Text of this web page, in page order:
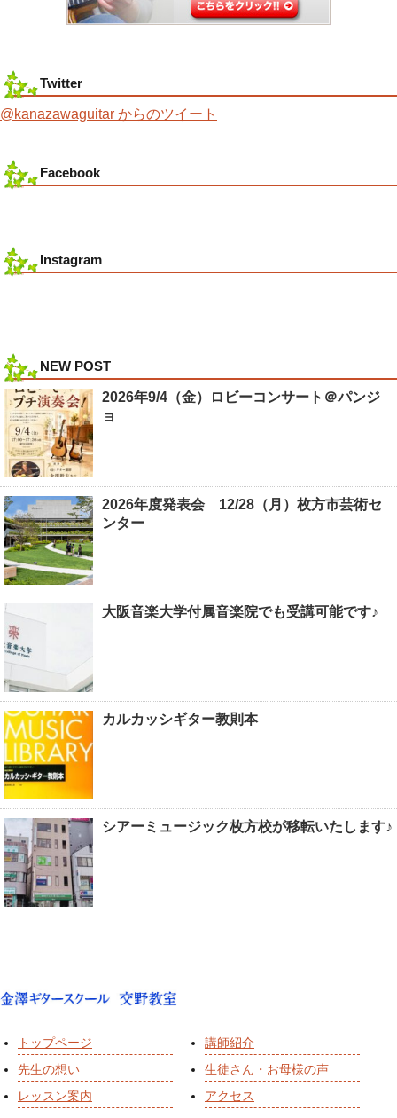
Twitter
@kanazawaguitar からのツイート
Facebook
Instagram
NEW POST
2026年9/4（金）ロビーコンサート＠パンジ
ョ
2026年度発表会 12/28（月）枚方市芸術セ
ンター
大阪音楽大学付属音楽院でも受講可能です♪
カルカッシギター教則本
シアーミュージック枚方校が移転いたします♪
トップページ
先生の想い
レッスン案内
講師紹介
生徒さん・お母様の声
アクセス